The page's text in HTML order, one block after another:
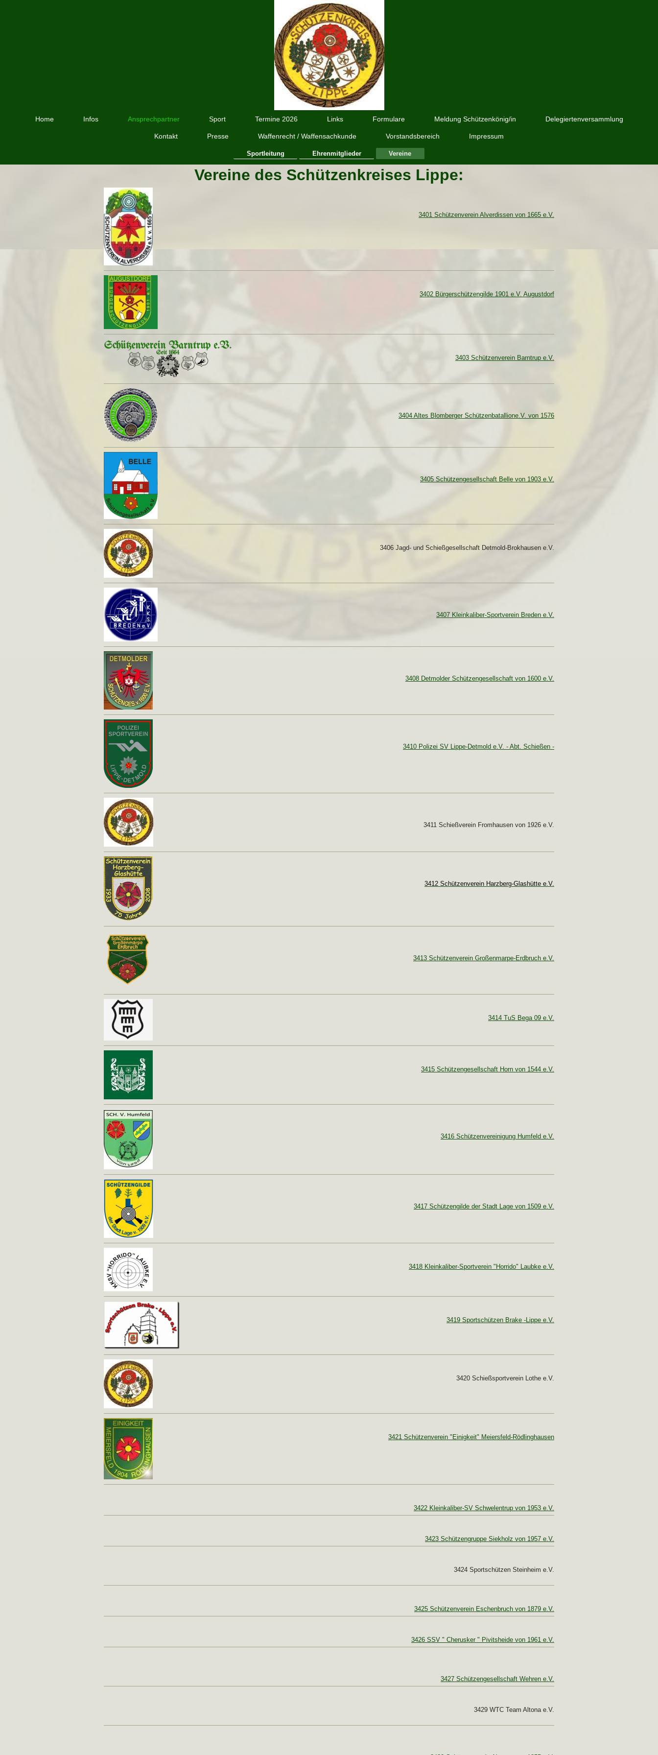
Home Infos Ansprechpartner Sport Termine 2026 Links Formulare Meldung Schützenkönig/in Delegiertenversammlung
Kontakt Presse Waffenrecht / Waffensachkunde Vorstandsbereich Impressum
Sportleitung Ehrenmitglieder Vereine
Vereine des Schützenkreises Lippe:
3401 Schützenverein Alverdissen von 1665 e.V.
3402 Bürgerschützengilde 1901 e.V. Augustdorf
3403 Schützenverein Barntrup e.V.
3404 Altes Blomberger Schützenbatallione.V. von 1576
3405 Schützengesellschaft Belle von 1903 e.V.
3406 Jagd- und Schießgesellschaft Detmold-Brokhausen e.V.
3407 Kleinkaliber-Sportverein Breden e.V.
3408 Detmolder Schützengesellschaft von 1600 e.V.
3410 Polizei SV Lippe-Detmold e.V. - Abt. Schießen -
3411 Schießverein Fromhausen von 1926 e.V.
3412 Schützenverein Harzberg-Glashütte e.V.
3413 Schützenverein Großenmarpe-Erdbruch e.V.
3414 TuS Bega 09 e.V.
3415 Schützengesellschaft Horn von 1544 e.V.
3416 Schützenvereinigung Humfeld e.V.
3417 Schützengilde der Stadt Lage von 1509 e.V.
3418 Kleinkaliber-Sportverein "Horrido" Laubke e.V.
3419 Sportschützen Brake -Lippe e.V.
3420 Schießsportverein Lothe e.V.
3421 Schützenverein "Einigkeit" Meiersfeld-Rödlinghausen
3422 Kleinkaliber-SV Schwelentrup von 1953 e.V.
3423 Schützengruppe Siekholz von 1957 e.V.
3424 Sportschützen Steinheim e.V.
3425 Schützenverein Eschenbruch von 1879 e.V.
3426 SSV " Cherusker " Pivitsheide von 1961 e.V.
3427 Schützengesellschaft Wehren e.V.
3429 WTC Team Altona e.V.